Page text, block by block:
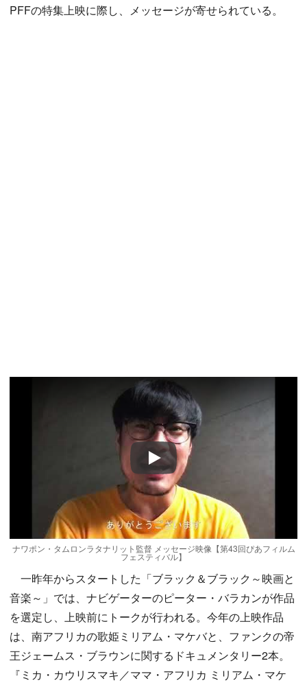
PFFの特集上映に際し、メッセージが寄せられている。
Play
ナワポン・タムロンラタナリット監督 メッセージ映像【第43回ぴあフィルム
フェスティバル】
一昨年からスタートした「ブラック＆ブラック～映画と
音楽～」では、ナビゲーターのピーター・バラカンが作品
を選定し、上映前にトークが行われる。今年の上映作品
は、南アフリカの歌姫ミリアム・マケバと、ファンクの帝
王ジェームス・ブラウンに関するドキュメンタリー2本。
『ミカ・カウリスマキ／ママ・アフリカ ミリアム・マケ